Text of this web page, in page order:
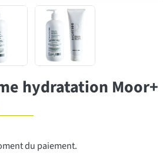
hydratation Moor+
du paiement.